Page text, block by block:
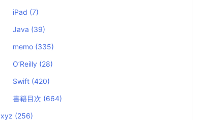
iPad (7)
Java (39)
memo (335)
O’Reilly (28)
Swift (420)
書籍目次 (664)
xyz (256)